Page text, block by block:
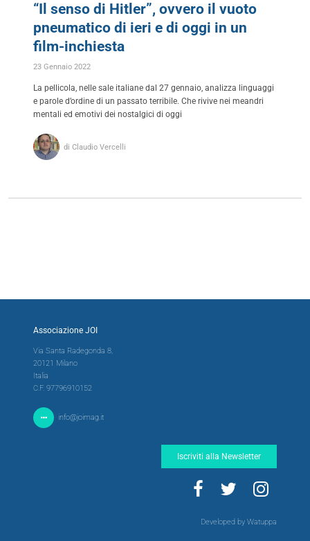
“Il senso di Hitler”, ovvero il vuoto
pneumatico di ieri e di oggi in un
film-inchiesta
23 Gennaio 2022
La pellicola, nelle sale italiane dal 27 gennaio, analizza linguaggi
e parole d’ordine di un passato terribile. Che rivive nei meandri
mentali ed emotivi dei nostalgici di oggi
di Claudio Vercelli
Associazione JOI
Via Santa Radegonda 8,
20121 Milano
Italia
C.F. 97796910152
info@joimag.it
Iscriviti alla Newsletter
Developed by Watuppa